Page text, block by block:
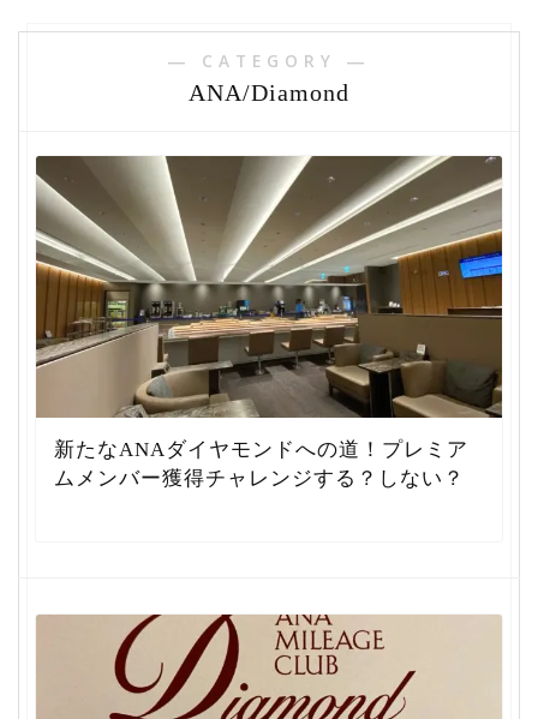
― CATEGORY ―
ANA/Diamond
新たなANAダイヤモンドへの道！プレミア
ムメンバー獲得チャレンジする？しない？